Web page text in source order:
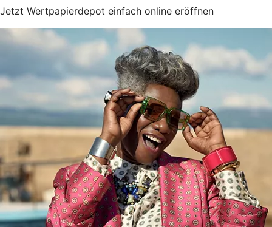
Jetzt Wertpapierdepot einfach online eröffnen